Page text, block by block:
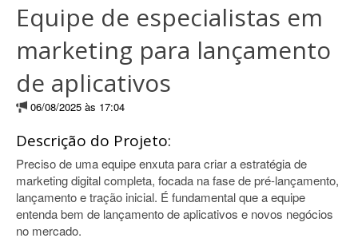
Equipe de especialistas em
marketing para lançamento
de aplicativos
06/08/2025 às 17:04
Descrição do Projeto:
Preciso de uma equipe enxuta para criar a estratégia de
marketing digital completa, focada na fase de pré-lançamento,
lançamento e tração inicial. É fundamental que a equipe
entenda bem de lançamento de aplicativos e novos negócios
no mercado.